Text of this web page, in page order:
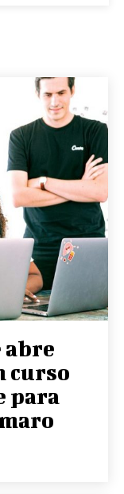
curso
para